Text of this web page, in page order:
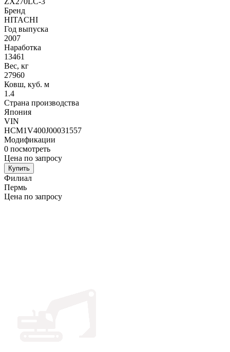
Бренд
HITACHI
Год выпуска
2007
Наработка
13461
Вес, кг
27960
Ковш, куб. м
1.4
Страна производства
Япония
VIN
HCM1V400J00031557
Модификации
0 посмотреть
Цена по запросу
Купить
Филиал
Пермь
Цена по запросу